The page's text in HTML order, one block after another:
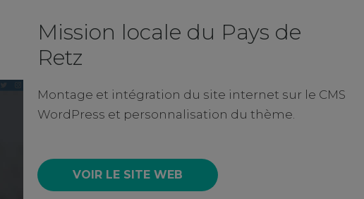
Mission locale du Pays de
Retz
Montage et intégration du site internet sur le CMS
WordPress et personnalisation du thème.
VOIR LE SITE WEB